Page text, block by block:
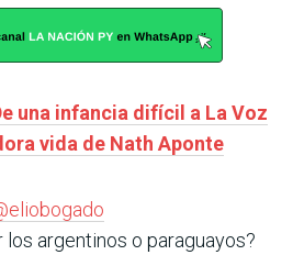
una infancia difícil a La Voz
vida de Nath Aponte
los argentinos o paraguayos?